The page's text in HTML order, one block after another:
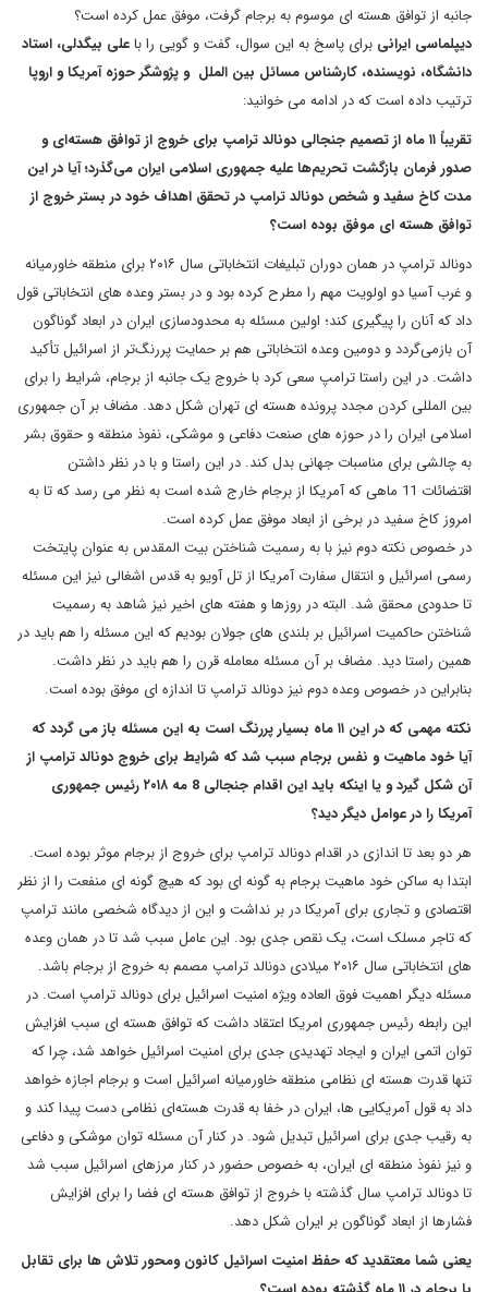
جانبه از توافق هسته ای موسوم به برجام گرفت، موفق عمل کرده است؟
دیپلماسی ایرانی برای پاسخ به این سوال، گفت و گویی را باعلی بیگدلی، استاد
دانشگاه، نویسنده، کارشناس مسائل بین الملل و پژوشگر حوزه آمریکا و اروپا
ترتیب داده است که در ادامه می خوانید:
تقریباً ۱۱ ماه از تصمیم جنجالی دونالد ترامپ برای خروج از توافق هسته‌ای و
صدور فرمان بازگشت تحریم‌ها علیه جمهوری اسلامی ایران می‌گذرد؛ آیا در این
مدت کاخ سفید و شخص دونالد ترامپ در تحقق اهداف خود در بستر خروج از
توافق هسته ای موفق بوده است؟
دونالد ترامپ در همان دوران تبلیغات انتخاباتی سال ۲۰۱۶ برای منطقه خاورمیانه
و غرب آسیا دو اولویت مهم را مطرح کرده بود و در بستر وعده های انتخاباتی قول
داد که آنان را پیگیری کند؛ اولین مسئله به محدودسازی ایران در ابعاد گوناگون
آن بازمی‌گردد و دومین وعده انتخاباتی هم بر حمایت پررنگ‌تر از اسرائیل تأکید
داشت. در این راستا ترامپ سعی کرد با خروج یک جانبه از برجام، شرایط را برای
بین المللی کردن مجدد پرونده هسته ای تهران شکل دهد. مضاف بر آن جمهوری
اسلامی ایران را در حوزه های صنعت دفاعی و موشکی، نفوذ منطقه و حقوق بشر
به چالشی برای مناسبات جهانی بدل کند. در این راستا و با در نظر داشتن
اقتضائات 11 ماهی که آمریکا از برجام خارج شده است به نظر می رسد که تا به
امروز کاخ سفید در برخی از ابعاد موفق عمل کرده است.
در خصوص نکته دوم نیز با به رسمیت شناختن بیت المقدس به عنوان پایتخت
رسمی اسرائیل و انتقال سفارت آمریکا از تل آویو به قدس اشغالی نیز این مسئله
تا حدودی محقق شد. البته در روزها و هفته های اخیر نیز شاهد به رسمیت
شناختن حاکمیت اسرائیل بر بلندی های جولان بودیم که این مسئله را هم باید در
همین راستا دید. مضاف بر آن مسئله معامله قرن را هم باید در نظر داشت.
بنابراین در خصوص وعده دوم نیز دونالد ترامپ تا اندازه ای موفق بوده است.
نکته مهمی که در این ۱۱ ماه بسیار پررنگ است به این مسئله باز می گردد که
آیا خود ماهیت و نفس برجام سبب شد که شرایط برای خروج دونالد ترامپ از
آن شکل گیرد و یا اینکه باید این اقدام جنجالی 8 مه ۲۰۱۸ رئیس جمهوری
آمریکا را در عوامل دیگر دید؟
هر دو بعد تا اندازی در اقدام دونالد ترامپ برای خروج از برجام موثر بوده است.
ابتدا به ساکن خود ماهیت برجام به گونه ای بود که هیچ گونه ای منفعت را از نظر
اقتصادی و تجاری برای آمریکا در بر نداشت و این از دیدگاه شخصی مانند ترامپ
که تاجر مسلک است، یک نقص جدی بود. این عامل سبب شد تا در همان وعده
های انتخاباتی سال ۲۰۱۶ میلادی دونالد ترامپ مصمم به خروج از برجام باشد.
مسئله دیگر اهمیت فوق العاده ویژه امنیت اسرائیل برای دونالد ترامپ است. در
این رابطه رئیس جمهوری امریکا اعتقاد داشت که توافق هسته ای سبب افزایش
توان اتمی ایران و ایجاد تهدیدی جدی برای امنیت اسرائیل خواهد شد، چرا که
تنها قدرت هسته ای نظامی منطقه خاورمیانه اسرائیل است و برجام اجازه خواهد
داد به قول آمریکایی ها، ایران در خفا به قدرت هسته‌ای نظامی دست پیدا کند و
به رقیب جدی برای اسرائیل تبدیل شود. در کنار آن مسئله توان موشکی و دفاعی
و نیز نفوذ منطقه ای ایران، به خصوص حضور در کنار مرزهای اسرائیل سبب شد
تا دونالد ترامپ سال گذشته با خروج از توافق هسته ای فضا را برای افزایش
فشارها از ابعاد گوناگون بر ایران شکل دهد.
یعنی شما معتقدید که حفظ امنیت اسرائیل کانون ومحور تلاش ها برای تقابل